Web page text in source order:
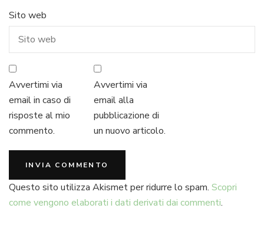
Sito web
Avvertimi via
email in caso di
risposte al mio
commento.
Avvertimi via
email alla
pubblicazione di
un nuovo articolo.
Questo sito utilizza Akismet per ridurre lo spam. Scopri
come vengono elaborati i dati derivati dai commenti.